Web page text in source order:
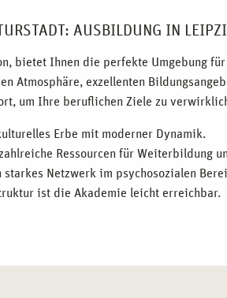
AUSBILDUNG IN
bietet Ihnen die perfekte Umgebung
Atmosphäre, exzellenten
um Ihre beruflichen Ziele zu
Erbe mit moderner Dynamik.
Ressourcen für Weiterbildung
Netzwerk im psychosozialen
ist die Akademie leicht erreichbar.
ZUM HEILPRAKTIKER FÜR
vereint. Hier finden Sie eine